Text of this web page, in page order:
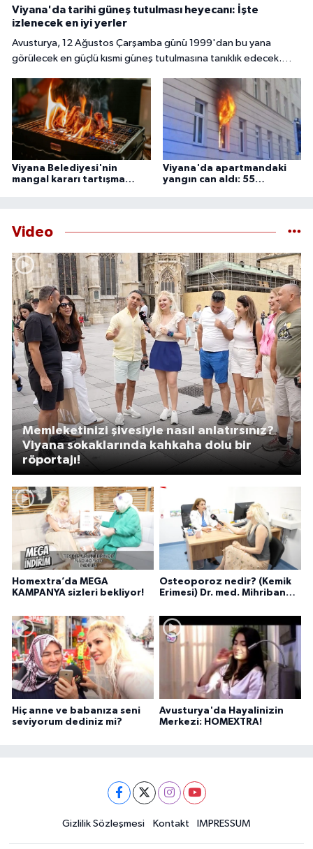
Viyana'da tarihi güneş tutulması heyecanı: İşte
izlenecek en iyi yerler
Avusturya, 12 Ağustos Çarşamba günü 1999'dan bu yana
görülecek en güçlü kısmi güneş tutulmasına tanıklık edecek.
85 ila 89'unun Ay tarafından örtüleceği bu nadir doğa olayını
izlemek için çeşitli noktalarda bir araya gelecek.
Viyana Belediyesi'nin
mangal kararı tartışma
Viyana'da apartmandaki
yangın can aldı: 55
Video
Homextra’da MEGA
KAMPANYA sizleri bekliyor!
Osteoporoz nedir? (Kemik
Erimesi) Dr. med. Mihriban
Memleketinizi şivesiyle nasıl anlatırsınız?
Viyana sokaklarında kahkaha dolu bir
röportajı!
Hiç anne ve babanıza seni
seviyorum dediniz mi?
Avusturya'da Hayalinizin
Merkezi: HOMEXTRA!
Gizlilik Sözleşmesi Kontakt IMPRESSUM